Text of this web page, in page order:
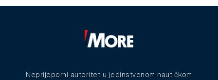
Neprijeporni autoritet u jedinstvenom nautičkom